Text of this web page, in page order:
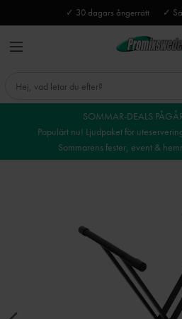
✓ 30 dagars ångerrätt ✓
SOMMAR-DEALS
Populärt nu! Ljudpaket för
Sommarens fester, event &